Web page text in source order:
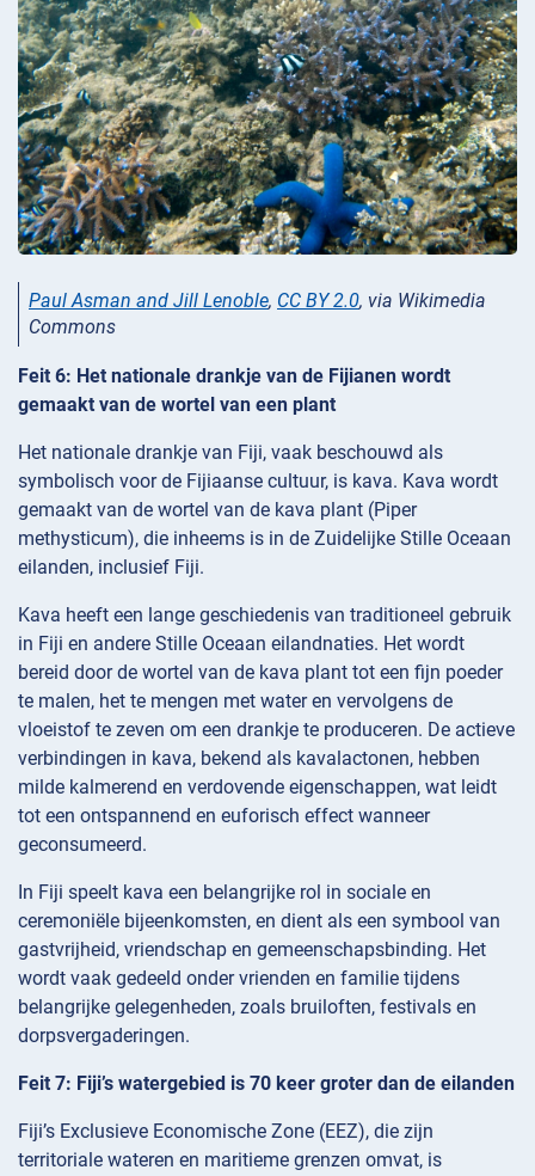
Paul Asman and Jill Lenoble, CC BY 2.0, via Wikimedia
Commons
Feit 6: Het nationale drankje van de Fijianen wordt
gemaakt van de wortel van een plant
Het nationale drankje van Fiji, vaak beschouwd als
symbolisch voor de Fijiaanse cultuur, is kava. Kava wordt
gemaakt van de wortel van de kava plant (Piper
methysticum), die inheems is in de Zuidelijke Stille Oceaan
eilanden, inclusief Fiji.
Kava heeft een lange geschiedenis van traditioneel gebruik
in Fiji en andere Stille Oceaan eilandnaties. Het wordt
bereid door de wortel van de kava plant tot een fijn poeder
te malen, het te mengen met water en vervolgens de
vloeistof te zeven om een drankje te produceren. De actieve
verbindingen in kava, bekend als kavalactonen, hebben
milde kalmerend en verdovende eigenschappen, wat leidt
tot een ontspannend en euforisch effect wanneer
geconsumeerd.
In Fiji speelt kava een belangrijke rol in sociale en
ceremoniële bijeenkomsten, en dient als een symbool van
gastvrijheid, vriendschap en gemeenschapsbinding. Het
wordt vaak gedeeld onder vrienden en familie tijdens
belangrijke gelegenheden, zoals bruiloften, festivals en
dorpsvergaderingen.
Feit 7: Fiji’s watergebied is 70 keer groter dan de eilanden
Fiji’s Exclusieve Economische Zone (EEZ), die zijn
territoriale wateren en maritieme grenzen omvat, is